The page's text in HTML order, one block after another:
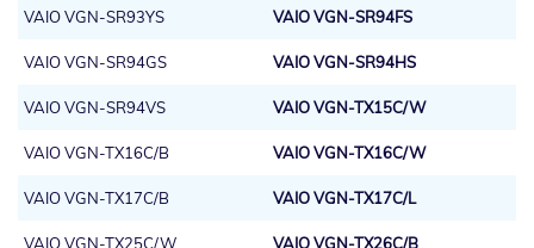
VAIO VGN-SR93YS VAIO VGN-SR94FS
VAIO VGN-SR94GS VAIO VGN-SR94HS
VAIO VGN-SR94VS VAIO VGN-TX15C/W
VAIO VGN-TX16C/B VAIO VGN-TX16C/W
VAIO VGN-TX17C/B VAIO VGN-TX17C/L
VAIO VGN-TX25C/W VAIO VGN-TX26C/B